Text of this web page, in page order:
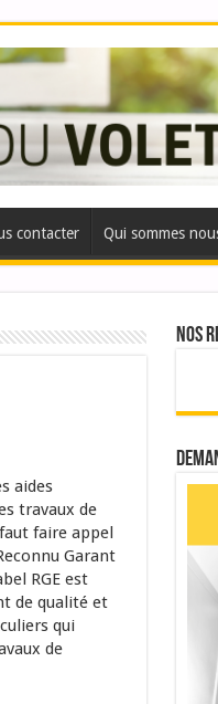
contacter Qui sommes
aides
travaux de
faire appel
Garant
RGE est
de qualité et
qui
de
Nos